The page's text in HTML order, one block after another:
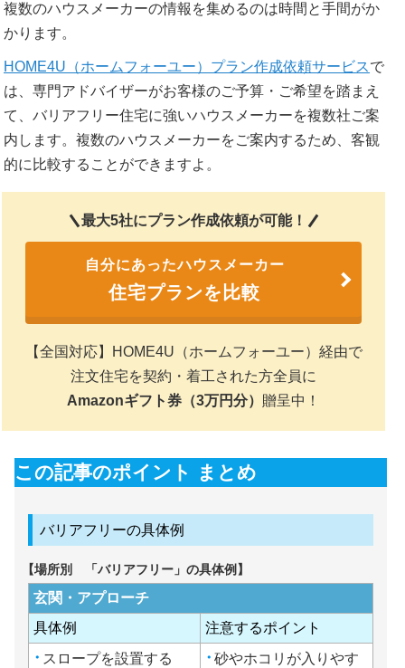
複数のハウスメーカーの情報を集めるのは時間と手間がか
かります。
HOME4U（ホームフォーユー）プラン作成依頼サービスで
は、専門アドバイザーがお客様のご予算・ご希望を踏まえ
て、バリアフリー住宅に強いハウスメーカーを複数社ご案
内します。複数のハウスメーカーをご案内するため、客観
的に比較することができますよ。
最大5社にプラン作成依頼が可能！
自分にあったハウスメーカー
住宅プランを比較
【全国対応】HOME4U（ホームフォーユー）経由で
注文住宅を契約・着工された方全員に
Amazonギフト券（3万円分） 贈呈中！
この記事のポイント まとめ
バリアフリーの具体例
【場所別 「バリアフリー」の具体例】
玄関・アプローチ
具体例
注意するポイント
スロープを設置する
砂やホコリが入りやす